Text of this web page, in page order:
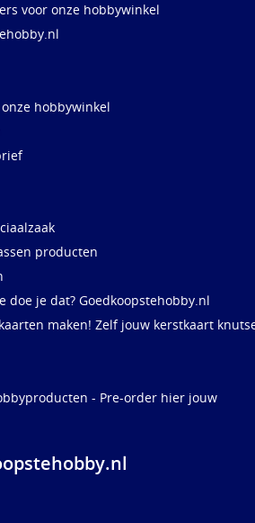
voor onze hobbywinkel
hobbywinkel
producten
doe je dat? Goedkoopstehobby.nl
maken! Zelf jouw kerstkaart
- Pre-order hier jouw